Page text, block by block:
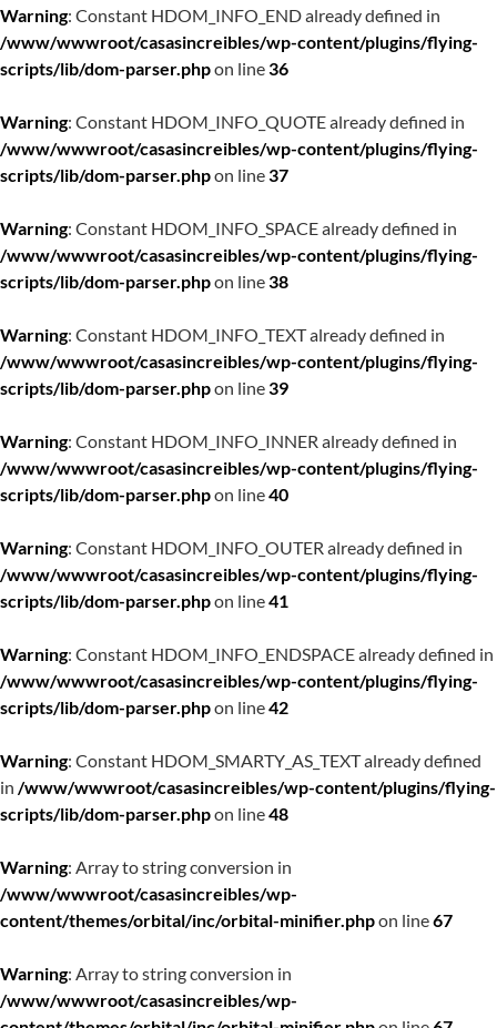
Warning: Constant HDOM_INFO_END already defined in
/www/wwwroot/casasincreibles/wp-content/plugins/flying-
scripts/lib/dom-parser.phpon line36
Warning: Constant HDOM_INFO_QUOTE already defined in
/www/wwwroot/casasincreibles/wp-content/plugins/flying-
scripts/lib/dom-parser.phpon line37
Warning: Constant HDOM_INFO_SPACE already defined in
/www/wwwroot/casasincreibles/wp-content/plugins/flying-
scripts/lib/dom-parser.phpon line38
Warning: Constant HDOM_INFO_TEXT already defined in
/www/wwwroot/casasincreibles/wp-content/plugins/flying-
scripts/lib/dom-parser.phpon line39
Warning: Constant HDOM_INFO_INNER already defined in
/www/wwwroot/casasincreibles/wp-content/plugins/flying-
scripts/lib/dom-parser.phpon line40
Warning: Constant HDOM_INFO_OUTER already defined in
/www/wwwroot/casasincreibles/wp-content/plugins/flying-
scripts/lib/dom-parser.phpon line41
Warning: Constant HDOM_INFO_ENDSPACE already defined in
/www/wwwroot/casasincreibles/wp-content/plugins/flying-
scripts/lib/dom-parser.phpon line42
Warning: Constant HDOM_SMARTY_AS_TEXT already defined
in /www/wwwroot/casasincreibles/wp-content/plugins/flying-
scripts/lib/dom-parser.phpon line48
Warning: Array to string conversion in
/www/wwwroot/casasincreibles/wp-
content/themes/orbital/inc/orbital-minifier.phpon line67
Warning: Array to string conversion in
/www/wwwroot/casasincreibles/wp-